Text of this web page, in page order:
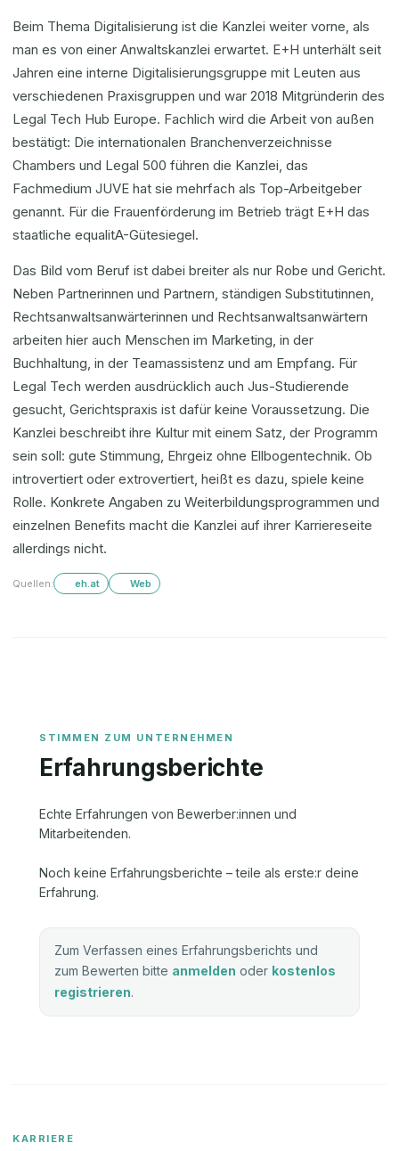
Beim Thema Digitalisierung ist die Kanzlei weiter vorne, als
man es von einer Anwaltskanzlei erwartet. E+H unterhält seit
Jahren eine interne Digitalisierungsgruppe mit Leuten aus
verschiedenen Praxisgruppen und war 2018 Mitgründerin des
Legal Tech Hub Europe. Fachlich wird die Arbeit von außen
bestätigt: Die internationalen Branchenverzeichnisse
Chambers und Legal 500 führen die Kanzlei, das
Fachmedium JUVE hat sie mehrfach als Top-Arbeitgeber
genannt. Für die Frauenförderung im Betrieb trägt E+H das
staatliche equalitA-Gütesiegel.
Das Bild vom Beruf ist dabei breiter als nur Robe und Gericht.
Neben Partnerinnen und Partnern, ständigen Substitutinnen,
Rechtsanwaltsanwärterinnen und Rechtsanwaltsanwärtern
arbeiten hier auch Menschen im Marketing, in der
Buchhaltung, in der Teamassistenz und am Empfang. Für
Legal Tech werden ausdrücklich auch Jus-Studierende
gesucht, Gerichtspraxis ist dafür keine Voraussetzung. Die
Kanzlei beschreibt ihre Kultur mit einem Satz, der Programm
sein soll: gute Stimmung, Ehrgeiz ohne Ellbogentechnik. Ob
introvertiert oder extrovertiert, heißt es dazu, spiele keine
Rolle. Konkrete Angaben zu Weiterbildungsprogrammen und
einzelnen Benefits macht die Kanzlei auf ihrer Karriereseite
allerdings nicht.
Quellen: eh.at Web
Erfahrungsberichte
Echte Erfahrungen von Bewerber:innen und
Mitarbeitenden.
Noch keine Erfahrungsberichte – teile als erste:r deine
Erfahrung.
Zum Verfassen eines Erfahrungsberichts und
zum Bewerten bitte anmelden oder kostenlos
registrieren.
KARRIERE